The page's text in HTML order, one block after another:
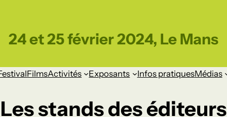
24 et 25 février 2024, Le Mans
FilmsActivités Exposants Infos pratiquesMédias
Les stands des éditeurs